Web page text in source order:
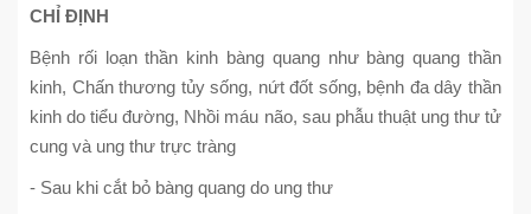
CHỈ ĐỊNH
Bệnh rối loạn thần kinh bàng quang như bàng quang thần
kinh, Chấn thương tủy sống, nứt đốt sống, bệnh đa dây thần
kinh do tiểu đường, Nhồi máu não, sau phẫu thuật ung thư tử
cung và ung thư trực tràng
- Sau khi cắt bỏ bàng quang do ung thư